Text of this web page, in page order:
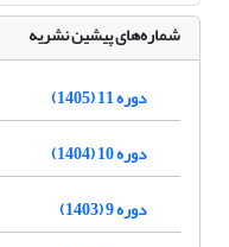
شماره‌های پیشین نشریه
دوره 11 (1405)
دوره 10 (1404)
دوره 9 (1403)